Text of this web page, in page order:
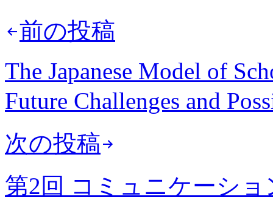
前の投稿
The Japanese Model of
Future Challenges and
次の投稿
第2回 コミュニケーシ